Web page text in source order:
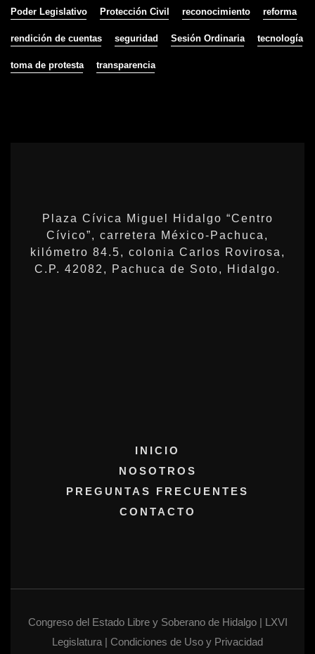
Poder Legislativo Protección Civil reconocimiento reforma
rendición de cuentas seguridad Sesión Ordinaria tecnología
toma de protesta transparencia
Plaza Cívica Miguel Hidalgo “Centro
Cívico”, carretera México-Pachuca,
kilómetro 84.5, colonia Carlos Rovirosa,
C.P. 42082, Pachuca de Soto, Hidalgo.
INICIO
NOSOTROS
PREGUNTAS FRECUENTES
CONTACTO
Congreso del Estado Libre y Soberano de Hidalgo | LXVI
Legislatura | Condiciones de Uso y Privacidad